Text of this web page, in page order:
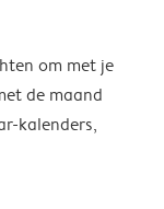
om met je
de maand
kalenders,